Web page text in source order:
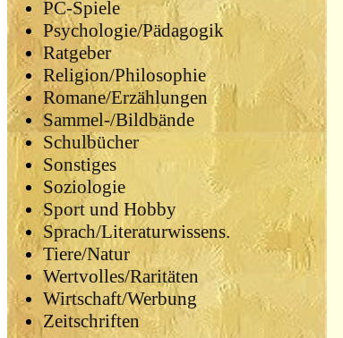
PC-Spiele
Psychologie/Pädagogik
Ratgeber
Religion/Philosophie
Romane/Erzählungen
Sammel-/Bildbände
Schulbücher
Sonstiges
Soziologie
Sport und Hobby
Sprach/Literaturwissens.
Tiere/Natur
Wertvolles/Raritäten
Wirtschaft/Werbung
Zeitschriften